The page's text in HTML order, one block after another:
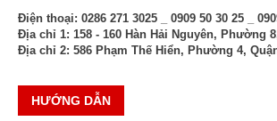
Điện thoại: 0286 271 3025 _ 0909 50 30 25 _
Địa chỉ 1: 158 - 160 Hàn Hải Nguyên, Phường
Địa chỉ 2: 586 Phạm Thế Hiển, Phường 4,
HƯỚNG DẪN